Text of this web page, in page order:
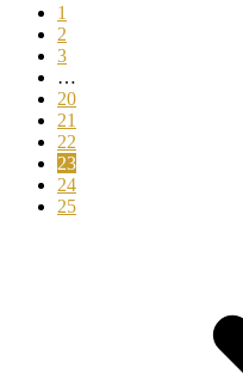
1
2
3
…
20
21
22
23
24
25